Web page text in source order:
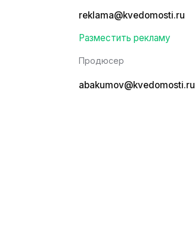
reklama@kvedomosti.ru
Разместить рекламу
Продюсер
abakumov@kvedomosti.ru